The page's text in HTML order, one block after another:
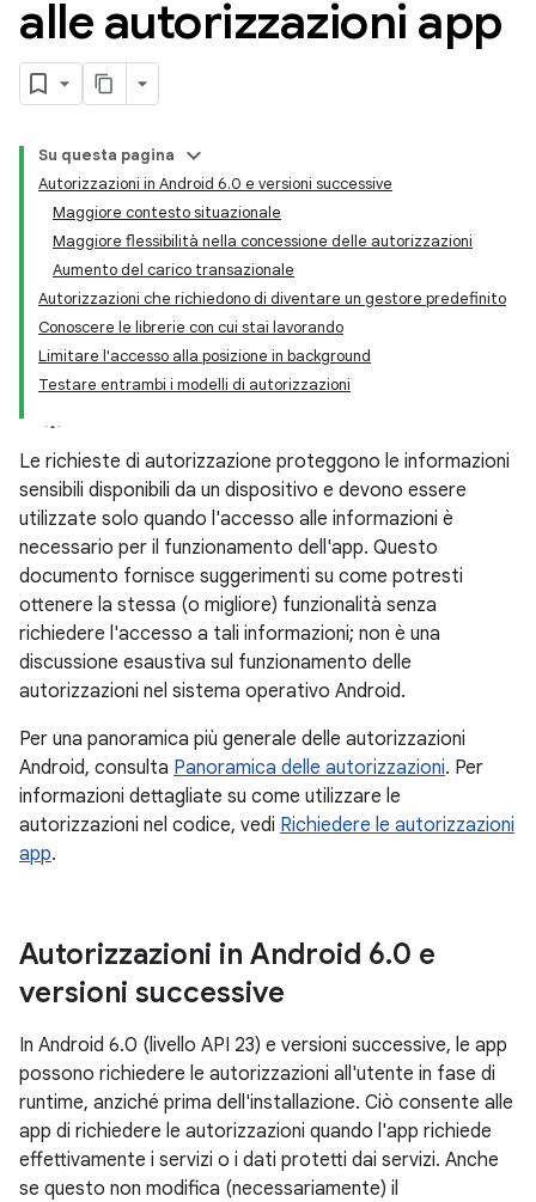
alle autorizzazioni app
Su questa pagina
Autorizzazioni in Android 6.0 e versioni successive
Maggiore contesto situazionale
Maggiore flessibilità nella concessione delle autorizzazioni
Aumento del carico transazionale
Autorizzazioni che richiedono di diventare un gestore predefinito
Conoscere le librerie con cui stai lavorando
Limitare l'accesso alla posizione in background
Testare entrambi i modelli di autorizzazioni
Le richieste di autorizzazione proteggono le informazioni
sensibili disponibili da un dispositivo e devono essere
utilizzate solo quando l'accesso alle informazioni è
necessario per il funzionamento dell'app. Questo
documento fornisce suggerimenti su come potresti
ottenere la stessa (o migliore) funzionalità senza
richiedere l'accesso a tali informazioni; non è una
discussione esaustiva sul funzionamento delle
autorizzazioni nel sistema operativo Android.
Per una panoramica più generale delle autorizzazioni
Android, consulta Panoramica delle autorizzazioni. Per
informazioni dettagliate su come utilizzare le
autorizzazioni nel codice, vedi Richiedere le autorizzazioni
app.
Autorizzazioni in Android 6.0 e
versioni successive
In Android 6.0 (livello API 23) e versioni successive, le app
possono richiedere le autorizzazioni all'utente in fase di
runtime, anziché prima dell'installazione. Ciò consente alle
app di richiedere le autorizzazioni quando l'app richiede
effettivamente i servizi o i dati protetti dai servizi. Anche
se questo non modifica (necessariamente) il